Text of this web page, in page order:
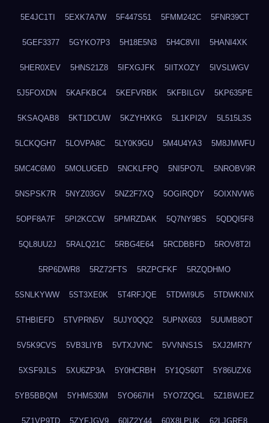
5E4JC1TI 5EXK7A7W 5F447S51 5FMM242C 5FNR39CT
5GEF3377 5GYKO7P3 5H18E5N3 5H4C8VII 5HANI4XK
5HER0XEV 5HNS21Z8 5IFXGJFK 5IITXOZY 5IVSLWGV
5J5FOXDN 5KAFKBC4 5KEFVRBK 5KFBILGV 5KP635PE
5KSAQAB8 5KT1DCUW 5KZYHXKG 5L1KPI2V 5L515L3S
5LCKQGH7 5LOVPA8C 5LY0K9GU 5M4U4YA3 5M8JMWFU
5MC4C6M0 5MOLUGED 5NCKLFPQ 5NI5PO7L 5NROBV9R
5NSPSK7R 5NYZ03GV 5NZ2F7XQ 5OGIRQDY 5OIXNVW6
5OPF8A7F 5PI2KCCW 5PMRZDAK 5Q7NY9BS 5QDQI5F8
5QL8UU2J 5RALQ21C 5RBG4E64 5RCDBBFD 5ROV8T2I
5RP6DWR8 5RZ72FTS 5RZPCFKF 5RZQDHMO
5SNLKYWW 5ST3XE0K 5T4RFJQE 5TDWI9U5 5TDWKNIX
5THBIEFD 5TVPRN5V 5UJY0QQ2 5UPNX603 5UUMB8OT
5V5K9CVS 5VB3LIYB 5VTXJVNC 5VVNNS1S 5XJ2MR7Y
5XSF9JLS 5XU6ZP3A 5Y0HCRBH 5Y1QS60T 5Y86UZX6
5YB5BBQM 5YHM530M 5YO667IH 5YO7ZQGL 5Z1BWJEZ
5Z1VP9TD 5ZYFJGV9 60IZ2Y44 60X8LPUK 62LJGRE8